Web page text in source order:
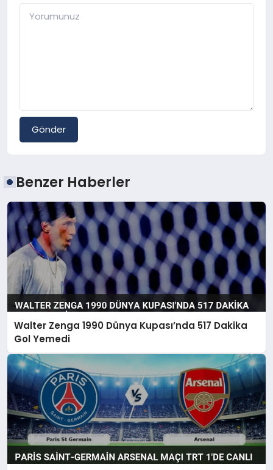
Gönder
Benzer Haberler
Walter Zenga 1990 Dünya Kupası’nda 517 Dakika
Gol Yemedi